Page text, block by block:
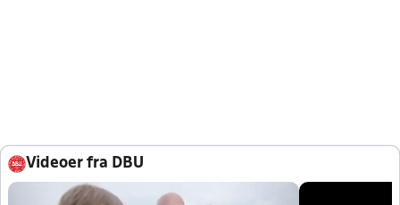
Videoer fra DBU